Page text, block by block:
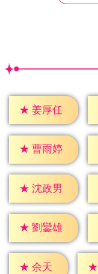
★ 姜厚任
★ 曹雨婷
★ 沈政男
★ 劉鑾雄
★ 余天 ★